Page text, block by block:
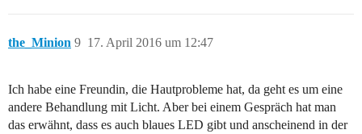
the_Minion 17. April 2016 um 12:47
9
Ich habe eine Freundin, die Hautprobleme hat, da geht es um eine
andere Behandlung mit Licht. Aber bei einem Gespräch hat man
das erwähnt, dass es auch blaues LED gibt und anscheinend in der